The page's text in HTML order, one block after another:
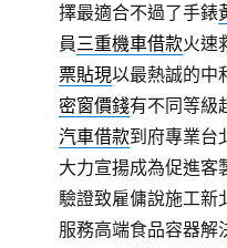
擇最適合不過了手錶
員三重機車借款火速
票貼現以最熱誠的中
密窗價錢有不同等級
汽車借款到府專業台
大力宣揚成為促進客
驗證致雇傭說施工新
服務高端食品容器解